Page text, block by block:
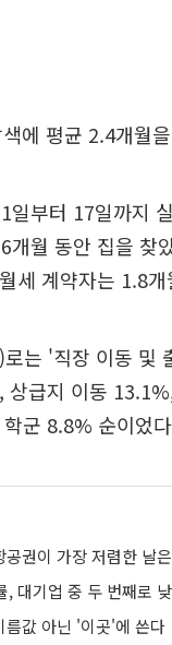
에 평균 2.4개월
일부터 17일까지
개월 동안 집을 찾
세 계약자는 1.8
는 '직장 이동 및
급지 이동
군 8.8% 순이었
공권이 가장 저렴한 날
, 대기업 중 두 번째로
름값 아닌 '이곳'에 쓴다